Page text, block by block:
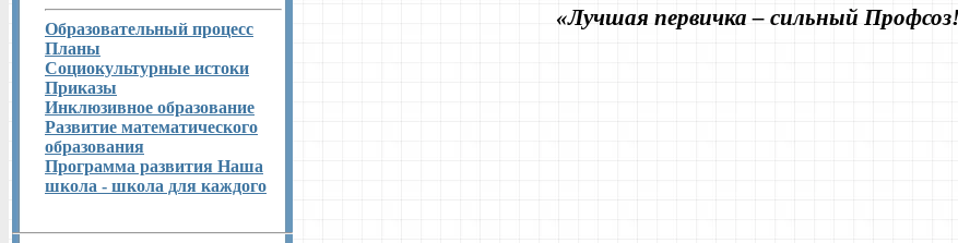
Образовательный процесс
Планы
Социокультурные истоки
Приказы
Инклюзивное образование
Развитие математического
образования
Программа развития Наша
школа - школа для каждого
«Лучшая первичка – сильный